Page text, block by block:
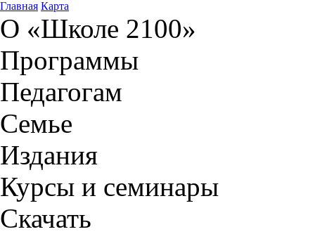
Главная Карта
О «Школе 2100»
Программы
Педагогам
Семье
Издания
Курсы и семинары
Скачать